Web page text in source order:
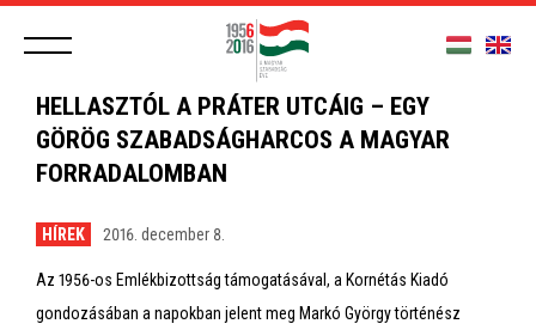
HELLASZTÓL A PRÁTER UTCÁIG – EGY
GÖRÖG SZABADSÁGHARCOS A MAGYAR
FORRADALOMBAN
HÍREK 2016. december 8.
Az 1956-os Emlékbizottság támogatásával, a Kornétás Kiadó
gondozásában a napokban jelent meg Markó György történész